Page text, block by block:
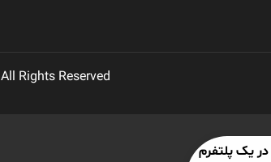
All Rights Reserved
یک پلتفرم